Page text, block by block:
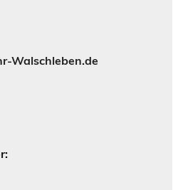
Walschleben.de